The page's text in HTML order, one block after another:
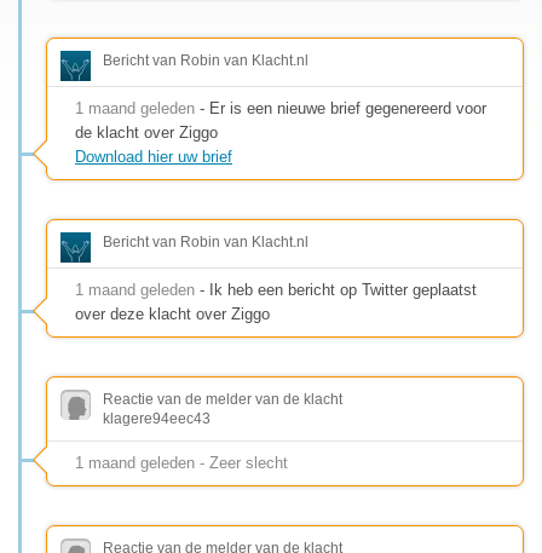
Bericht van Robin van Klacht.nl
1 maand geleden - Er is een nieuwe brief gegenereerd voor
de klacht over Ziggo
Download hier uw brief
Bericht van Robin van Klacht.nl
1 maand geleden - Ik heb een bericht op Twitter geplaatst
over deze klacht over Ziggo
Reactie van de melder van de klacht
klagere94eec43
1 maand geleden - Zeer slecht
Reactie van de melder van de klacht